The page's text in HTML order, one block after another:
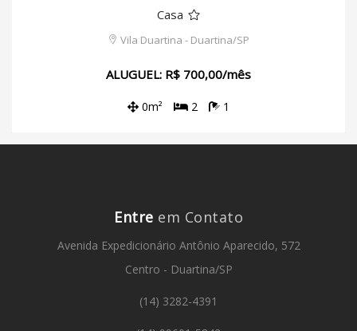
Casa
Vila Duartina - Duartina/SP
ALUGUEL: R$ 700,00/mês
0m² 2 1
Entre em Contato
Avenida Expedicionário Antônio Aparecido, 572
Centro - Duartina/SP
(14) 3282-4391